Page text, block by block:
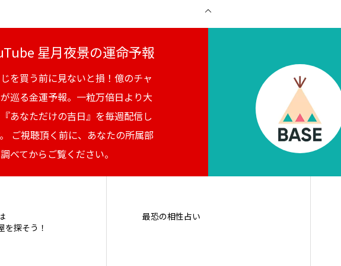
星月夜景の運命予報
を買う前に見ないと損！億のチャ
巡る金運予報。一粒万倍日より大
あなただけの吉日』を毎週配信し
ご視聴頂く前に、あなたの所属部
べてからご覧ください。
を探そう！
最恐の相性占い